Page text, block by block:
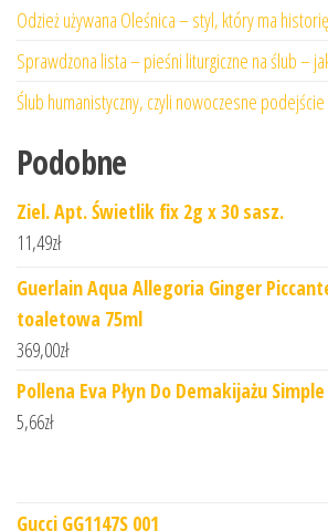
Odzież używana Oleśnica – styl, który ma historię
Sprawdzona lista – pieśni liturgiczne na ślub –
Ślub humanistyczny, czyli nowoczesne
Podobne
Ziel. Apt. Świetlik fix 2g x 30 sasz.
11,49zł
Guerlain Aqua Allegoria Ginger
toaletowa 75ml
369,00zł
Pollena Eva Płyn Do Demakijażu
5,66zł
Gucci GG1147S 001